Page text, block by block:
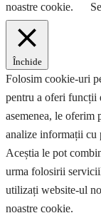
noastre cookie.
Închide
Folosim cookie-uri
pentru a oferi funcții
asemenea, le oferim
analize informații cu
Aceștia le pot
urma folosirii
utilizați website-ul
noastre cookie.